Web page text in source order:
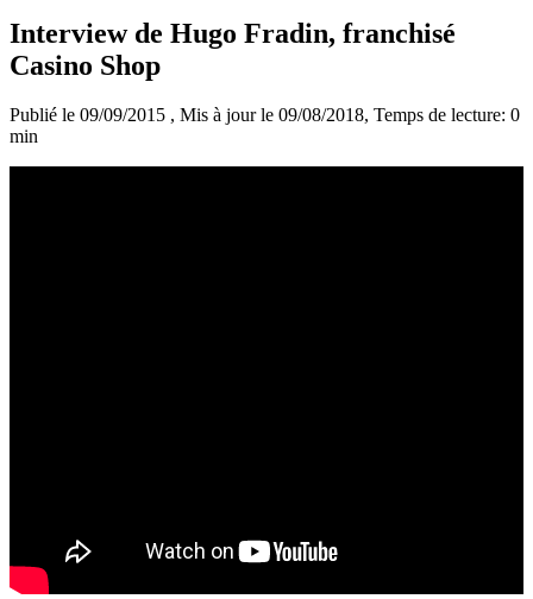
Interview de Hugo Fradin, franchisé
Casino Shop
Publié le 09/09/2015 , Mis à jour le 09/08/2018, Temps de lecture: 0
min